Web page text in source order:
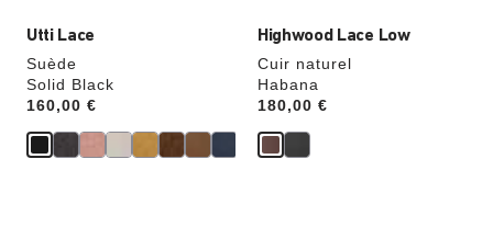
Utti Lace
Suède
Solid Black
Price:
160,00 €
Highwood Lace Low
Cuir naturel
Habana
Price:
180,00 €